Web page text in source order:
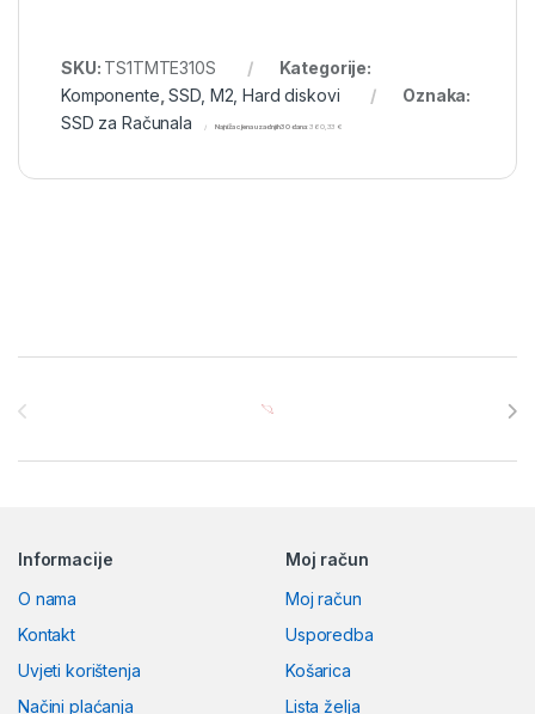
SKU: TS1TMTE310S
Kategorije:
Komponente ,SSD, M2, Hard diskovi
Oznaka:
SSD za Računala
Najniža cijena u zadnjih 30 dana:360,33€
Informacije
O nama
Kontakt
Uvjeti korištenja
Načini plaćanja
Moj račun
Moj račun
Usporedba
Košarica
Lista želja